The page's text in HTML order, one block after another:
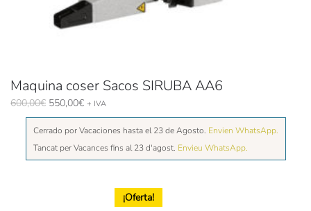
Maquina coser Sacos SIRUBA AA6
600,00€ El
precio
original
era:
600,00€.
550,00€El
precio
actual
es:
550,00€.
+ IVA
Cerrado por Vacaciones hasta el 23 de Agosto. Envien WhatsApp.
Tancat per Vacances fins al 23 d'agost. Envieu WhatsApp.
¡Oferta!